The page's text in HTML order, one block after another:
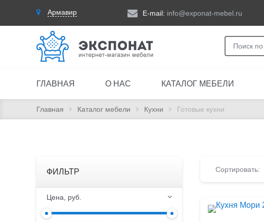
Армавир E-mail: info@exponat-mebel.ru
ГЛАВНАЯ О НАС КАТАЛОГ МЕБЕЛИ
Главная Каталог мебели Кухни Готовые кухни
ФИЛЬТР
Цена, руб.
Сортировать: